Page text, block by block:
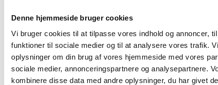
Denne hjemmeside bruger cookies
Vi bruger cookies til at tilpasse vores indhold og annoncer,
funktioner til sociale medier og til at analysere vores trafik.
oplysninger om din brug af vores hjemmeside med vores
sociale medier, annonceringspartnere og analysepartnere.
kombinere disse data med andre oplysninger, du har givet